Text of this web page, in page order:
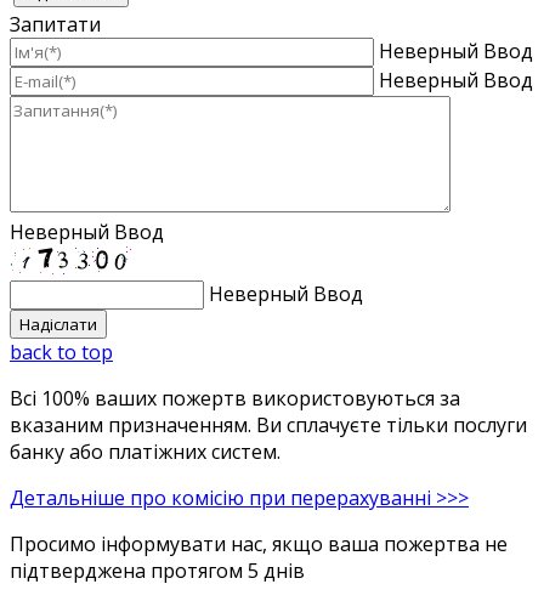
Запитати
Неверный Ввод
Неверный Ввод
Неверный Ввод
Неверный Ввод
back to top
Всі 100% ваших пожертв використовуються за
вказаним призначенням. Ви сплачуєте тільки послуги
банку або платіжних систем.
Детальніше про комісію при перерахуванні >>>
Просимо інформувати нас, якщо ваша пожертва не
підтверджена протягом 5 днів